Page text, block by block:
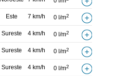
Este 7 km/h 0 l/m2
Sureste 4 km/h 0 l/m2
Sureste 4 km/h 0 l/m2
Sureste 4 km/h 0 l/m2